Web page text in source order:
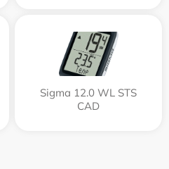
Sigma 12.0 WL STS
CAD